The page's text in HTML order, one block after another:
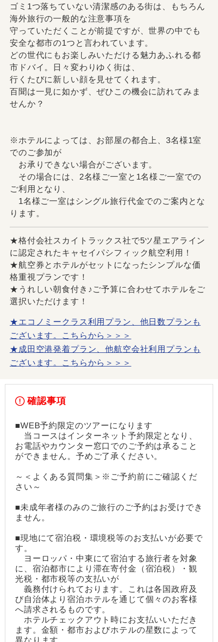
ゴミ1つ落ちていない清潔感のある街は、もちろん
海外旅行の一般的な注意事項を
守っていただくことが前提ですが、世界の中でも
安全な都市の1つと言われています。
どの世代にもお楽しみいただける魅力あふれる都
市ドバイ。日々変わりゆく街は、
行くたびに新しい顔を見せてくれます。
百聞は一見に如かず、ぜひこの機会に訪れてみま
せんか？
※ホテルによっては、お部屋の都合上、3名様1室
でのご参加が
お承りできない場合がございます。
その場合には、2名様ご一室と1名様ご一室での
ご利用となり、
1名様ご一室はシングル旅行代金でのご案内とな
ります。
★格付会社スカイトラックス社で5ツ星エアライン
に認定されたキャセイパシフィック航空利用！
★航空券とホテルがセットになったシンプルな価
格重視プランです！
★うれしい朝食付き♪ご予算に合わせてホテルをご
選択いただけます！
★エコノミークラス利用プラン、他日数プランも
ございます。こちらから＞＞＞
★成田空港発着プラン、他航空会社利用プランも
ございます。こちらから＞＞＞
確認事項
■WEB予約限定のツアーになります
当コースはインターネット予約限定となり、
お電話やカウンター窓口でのご予約は承ること
ができません。予めご了承ください。
～＜よくある質問集＞※ご予約前にご確認くだ
さい～
■未成年者様のみのご旅行のご予約はお受けでき
ません。
■現地にて宿泊税・環境税等のお支払いが必要で
す。
ヨーロッパ・中東にて宿泊する旅行者を対象
に、宿泊都市により滞在寄付金（宿泊税）・観
光税・都市税等の支払いが
義務付けられております。これは各国政府及
び自治体より宿泊ホテルを通じて個々のお客様
へ請求されるものです。
ホテルチェックアウト時にお支払いいただき
ます。金額・都市およびホテルの星数によって